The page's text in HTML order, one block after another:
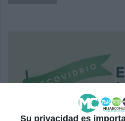
Su privacidad es